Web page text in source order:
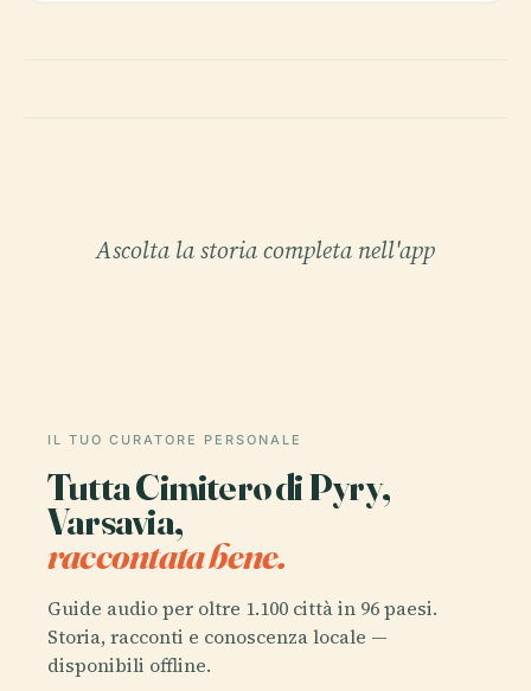
Ascolta la storia completa nell'app
IL TUO CURATORE PERSONALE
Tutta Cimitero di Pyry,
Varsavia,
raccontata bene.
Guide audio per oltre 1.100 città in 96 paesi.
Storia, racconti e conoscenza locale —
disponibili offline.